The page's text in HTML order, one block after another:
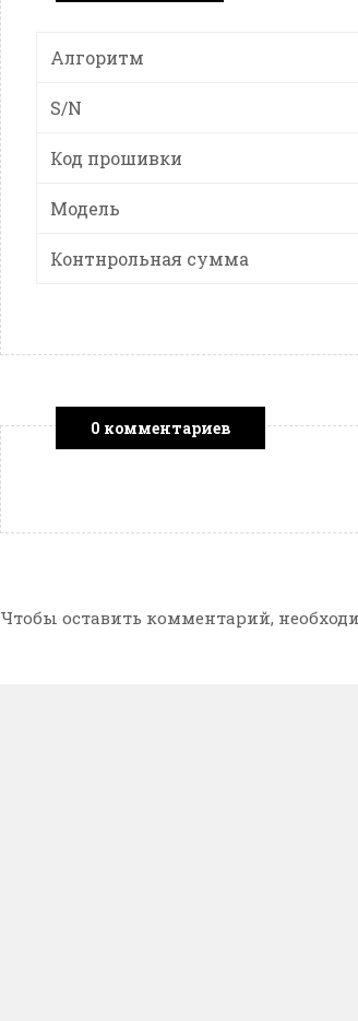
Алгоритм
S/N
Код прошивки
Модель
Контнрольная сумма
0 комментариев
Чтобы оставить комментарий,